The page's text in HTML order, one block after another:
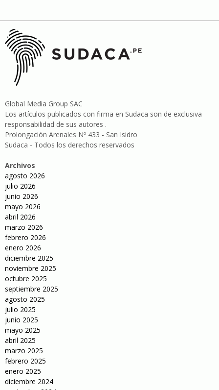
Global Media Group SAC
Los artículos publicados con firma en Sudaca son de exclusiva
responsabilidad de sus autores .
Prolongación Arenales Nº 433 - San Isidro
Sudaca - Todos los derechos reservados
Archivos
agosto 2026
julio 2026
junio 2026
mayo 2026
abril 2026
marzo 2026
febrero 2026
enero 2026
diciembre 2025
noviembre 2025
octubre 2025
septiembre 2025
agosto 2025
julio 2025
junio 2025
mayo 2025
abril 2025
marzo 2025
febrero 2025
enero 2025
diciembre 2024